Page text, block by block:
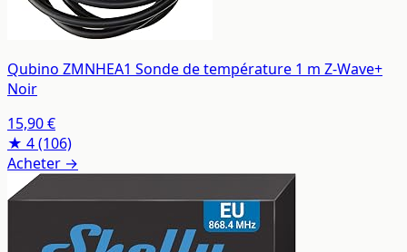
Qubino ZMNHEA1 Sonde de température 1 m Z-Wave+
Noir
15,90 €
★ 4(106)
Acheter →